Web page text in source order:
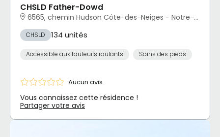
CHSLD Father-Dowd
6565, chemin Hudson Côte-des-Neiges - Notre-Dame-de-Grâce, Montréal, QC
CHSLD 134 unités
Accessible aux fauteuils roulants Soins des pieds
Aucun avis
Vous connaissez cette résidence !
Partager votre avis